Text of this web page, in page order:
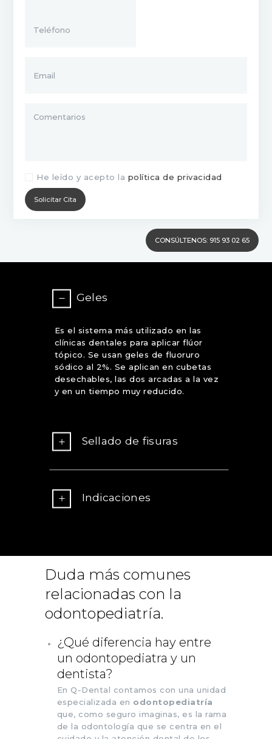
He leído y acepto la política de privacidad
CONSÚLTENOS: 915 93 02 65
Geles
Es el sistema más utilizado en las
clínicas dentales para aplicar flúor
tópico. Se usan geles de fluoruro
sódico al 2%. Se aplican en cubetas
desechables, las dos arcadas a la vez
y en un tiempo muy reducido.
Sellado de fisuras
Indicaciones
Duda más comunes
relacionadas con la
odontopediatría.
¿Qué diferencia hay entre
un odontopediatra y un
dentista?
En Q-Dental contamos con una unidad
especializada en odontopediatría
que, como seguro imaginas, es la rama
de la odontología que se centra en el